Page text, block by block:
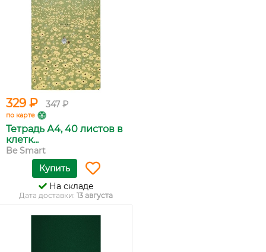
329 ₽ 347 ₽
по карте
Тетрадь А4, 40 листов в
клетк...
Be Smart
Купить
На складе
Дата доставки: 13 августа